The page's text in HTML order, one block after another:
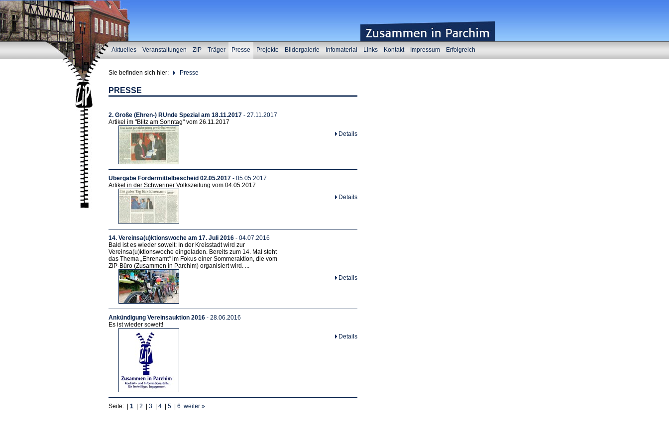
Aktuelles Veranstaltungen ZIP Träger Presse Projekte Bildergalerie Infomaterial Links Kontakt Impressum Erfolgreich
Sie befinden sich hier: Presse
PRESSE
2. Große (Ehren-) RUnde Spezial am 18.11.2017 - 27.11.2017
Artikel im "Blitz am Sonntag" vom 26.11.2017
Details
Übergabe Fördermittelbescheid 02.05.2017 - 05.05.2017
Artikel in der Schweriner Volkszeitung vom 04.05.2017
Details
14. Vereinsa(u)ktionswoche am 17. Juli 2016 - 04.07.2016
Bald ist es wieder soweit: In der Kreisstadt wird zur
Vereinsa(u)ktionswoche eingeladen. Bereits zum 14. Mal steht
das Thema „Ehrenamt“ im Fokus einer Sommeraktion, die vom
ZiP-Büro (Zusammen in Parchim) organisiert wird. ...
Details
Ankündigung Vereinsauktion 2016 - 28.06.2016
Es ist wieder soweit!
Details
Seite: | 1 2 3 4 5 6 weiter »